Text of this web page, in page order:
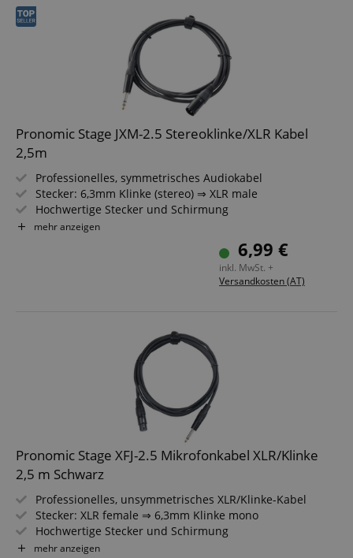
Pronomic Stage JXM-2.5 Stereoklinke/XLR Kabel
2,5m
Professionelles, symmetrisches Audiokabel
Stecker: 6,3mm Klinke (stereo) ⇒ XLR male
Hochwertige Stecker und Schirmung
Länge: 2,5m
mehr anzeigen
6,99 €
inkl. MwSt. +
Versandkosten (AT)
Pronomic Stage XFJ-2.5 Mikrofonkabel XLR/Klinke
2,5 m Schwarz
Professionelles, unsymmetrisches XLR/Klinke-Kabel
Stecker: XLR female ⇒ 6,3mm Klinke mono
Hochwertige Stecker und Schirmung
Länge: 2,5m
mehr anzeigen